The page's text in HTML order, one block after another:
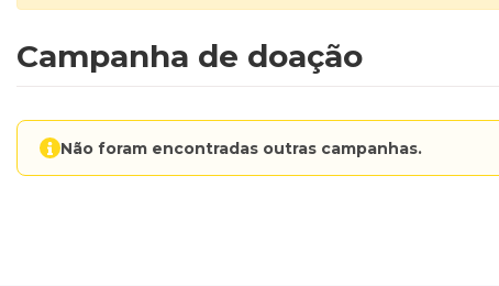
Campanha de doação
Não foram encontradas outras campanhas.